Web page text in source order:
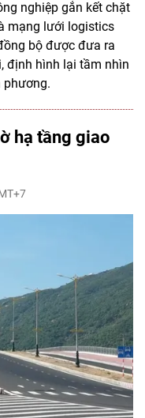
nghiệp gắn kết chặt
mạng lưới logistics
bộ được đưa ra
định hình lại tầm nhìn
phương.
hạ tầng giao